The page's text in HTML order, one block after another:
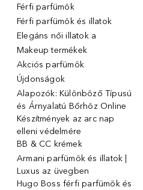
Férfi parfümök
Férfi parfümök és illatok
Elegáns női illatok ️a
Makeup termékek
Akciós parfümök
Újdonságok
Alapozók: Különböző Típusú
és Árnyalatú Bőrhöz Online
Készítmények az arc nap
elleni védelmére
BB & CC krémek
Armani parfümök és illatok |
Luxus az üvegben
Hugo Boss férfi parfümök és